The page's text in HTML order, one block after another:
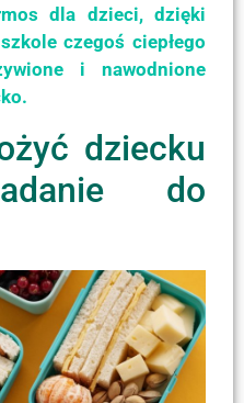
dla dzieci, dzięki
czegoś ciepłego
i nawodnione
dziecku
do